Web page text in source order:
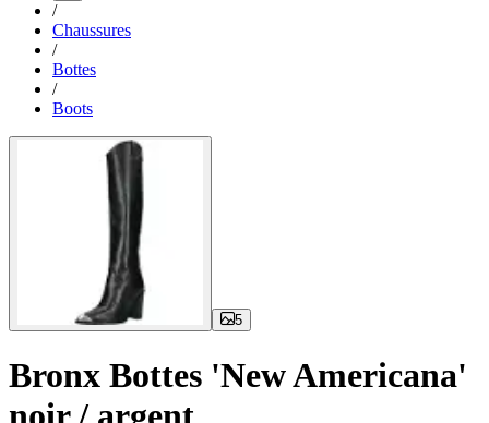
/
Chaussures
/
Bottes
/
Boots
5
Bronx Bottes 'New Americana'
noir / argent